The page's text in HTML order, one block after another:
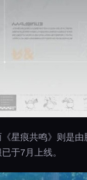
《星痕共鸣》则是
于7月上线。